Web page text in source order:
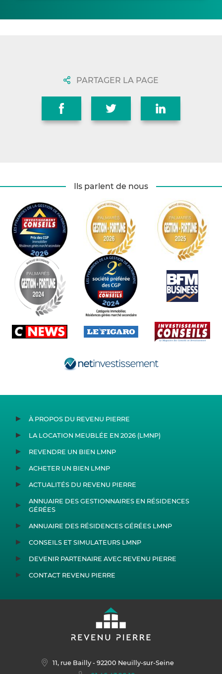
PARTAGER LA PAGE
Ils parlent de nous
À PROPOS DU REVENU PIERRE
LA LOCATION MEUBLÉE EN 2026 (LMNP)
REVENDRE UN BIEN LMNP
ACHETER UN BIEN LMNP
ACTUALITÉS DU REVENU PIERRE
ANNUAIRE DES GESTIONNAIRES EN RÉSIDENCES
GÉRÉES
ANNUAIRE DES RÉSIDENCES GÉRÉES LMNP
CONSEILS ET SIMULATEURS LMNP
DEVENIR PARTENAIRE AVEC REVENU PIERRE
CONTACT REVENU PIERRE
11, rue Bailly- 92200 Neuilly-sur-Seine